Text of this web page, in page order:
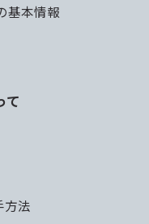
基本情報
て
方法